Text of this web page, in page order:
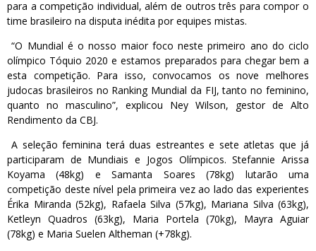
para a competição individual, além de outros três para compor o
time brasileiro na disputa inédita por equipes mistas.
“O Mundial é o nosso maior foco neste primeiro ano do ciclo
olímpico Tóquio 2020 e estamos preparados para chegar bem a
esta competição. Para isso, convocamos os nove melhores
judocas brasileiros no Ranking Mundial da FIJ, tanto no feminino,
quanto no masculino”, explicou Ney Wilson, gestor de Alto
Rendimento da CBJ.
A seleção feminina terá duas estreantes e sete atletas que já
participaram de Mundiais e Jogos Olímpicos. Stefannie Arissa
Koyama (48kg) e Samanta Soares (78kg) lutarão uma
competição deste nível pela primeira vez ao lado das experientes
Érika Miranda (52kg), Rafaela Silva (57kg), Mariana Silva (63kg),
Ketleyn Quadros (63kg), Maria Portela (70kg), Mayra Aguiar
(78kg) e Maria Suelen Altheman (+78kg).